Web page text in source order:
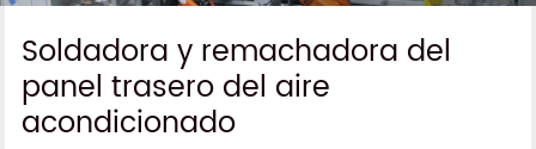
Soldadora y remachadora del
panel trasero del aire
acondicionado